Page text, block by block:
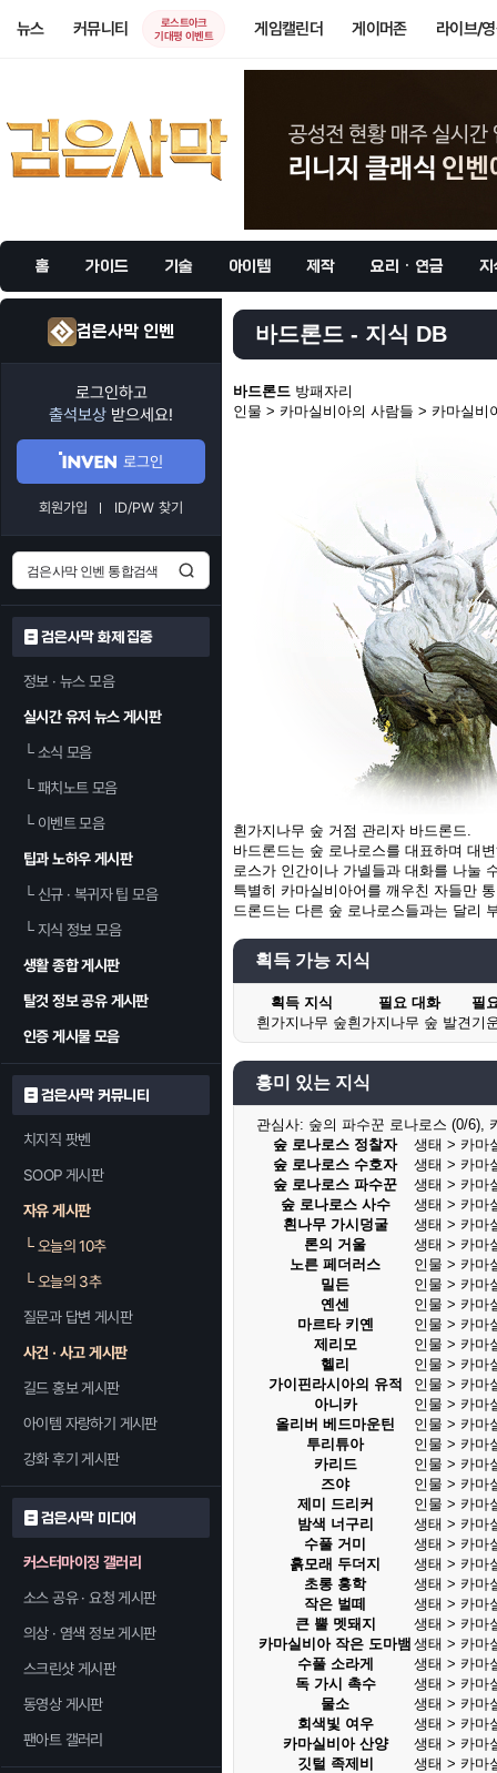
뉴스 커뮤니티
로스트아크
기대평 이벤트
게임캘린더 게이머존 라이브/
홈 가이드 기술 아이템 제작 요리 · 연금 지
검은사막 인벤
로그인하고
출석보상 받으세요!
로그인
회원가입 ID/PW 찾기
검은사막 화제 집중
정보 · 뉴스 모음
실시간 유저 뉴스 게시판
└소식 모음
└패치노트 모음
└이벤트 모음
팁과 노하우 게시판
└신규 · 복귀자 팁 모음
└지식 정보 모음
생활 종합 게시판
탈것 정보 공유 게시판
인증 게시물 모음
검은사막 커뮤니티
치지직 팟벤
SOOP 게시판
자유 게시판
└오늘의 10추
└오늘의 3추
질문과 답변 게시판
사건 · 사고 게시판
길드 홍보 게시판
아이템 자랑하기 게시판
강화 후기 게시판
검은사막 미디어
커스터마이징 갤러리
소스 공유 · 요청 게시판
의상 · 염색 정보 게시판
스크린샷 게시판
동영상 게시판
팬아트 갤러리
바드론드 - 지식 DB
바드론드 방패자리
인물 > 카마실비아의 사람들 > 카마실비
흰가지나무 숲 거점 관리자 바드론드.
바드론드는 숲 로나로스를 대표하며 대
로스가 인간이나 가넬들과 대화를 나눌
특별히 카마실비아어를 깨우친 자들만
드론드는 다른 숲 로나로스들과는 달리
획득 가능 지식
획득 지식 필요 대화
필
흰가지나무 숲흰가지나무 숲 발견 기
흥미 있는 지식
관심사: 숲의 파수꾼 로나로스 (0/6),
숲 로나로스 정찰자
생태 > 카마
숲 로나로스 수호자
생태 > 카마
숲 로나로스 파수꾼
생태 > 카마
숲 로나로스 사수
생태 > 카마
흰나무 가시덩굴
생태 > 카마
론의 거울
생태 > 카마
노른 페더러스
인물 > 카마
밀든
인물 > 카마
옌센
인물 > 카마
마르타 키옌
인물 > 카마
제리모
인물 > 카마
헬리
인물 > 카마
가이핀라시아의 유적
인물 > 카마
아니카
인물 > 카마
올리버 베드마운틴
인물 > 카마
투리튜아
인물 > 카마
카리드
인물 > 카마
즈야
인물 > 카마
제미 드리커
인물 > 카마
밤색 너구리
생태 > 카마
수풀 거미
생태 > 카마
흙모래 두더지
생태 > 카마
초롱 홍학
생태 > 카마
작은 벌떼
생태 > 카마
큰 뿔 멧돼지
생태 > 카마
카마실비아 작은 도마뱀 생태 > 카마
수풀 소라게
생태 > 카마
독 가시 촉수
생태 > 카마
물소
생태 > 카마
회색빛 여우
생태 > 카마
카마실비아 산양
생태 > 카마
깃털 족제비
생태 > 카마